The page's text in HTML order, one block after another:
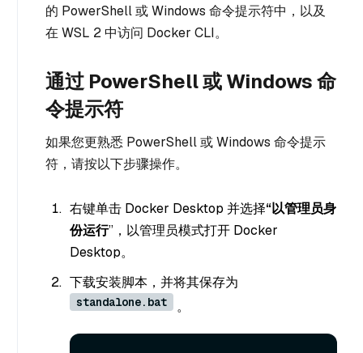
的 PowerShell 或 Windows 命令提示符中，以及
在 WSL 2 中访问 Docker CLI。
通过 PowerShell 或 Windows 命
令提示符
如果您更熟悉 PowerShell 或 Windows 命令提示
符，请按以下步骤操作。
右键单击 Docker Desktop 并选择“以管理员身
份运行”，以管理员模式打开 Docker
Desktop。
下载安装脚本，并将其保存为
standalone.bat 。